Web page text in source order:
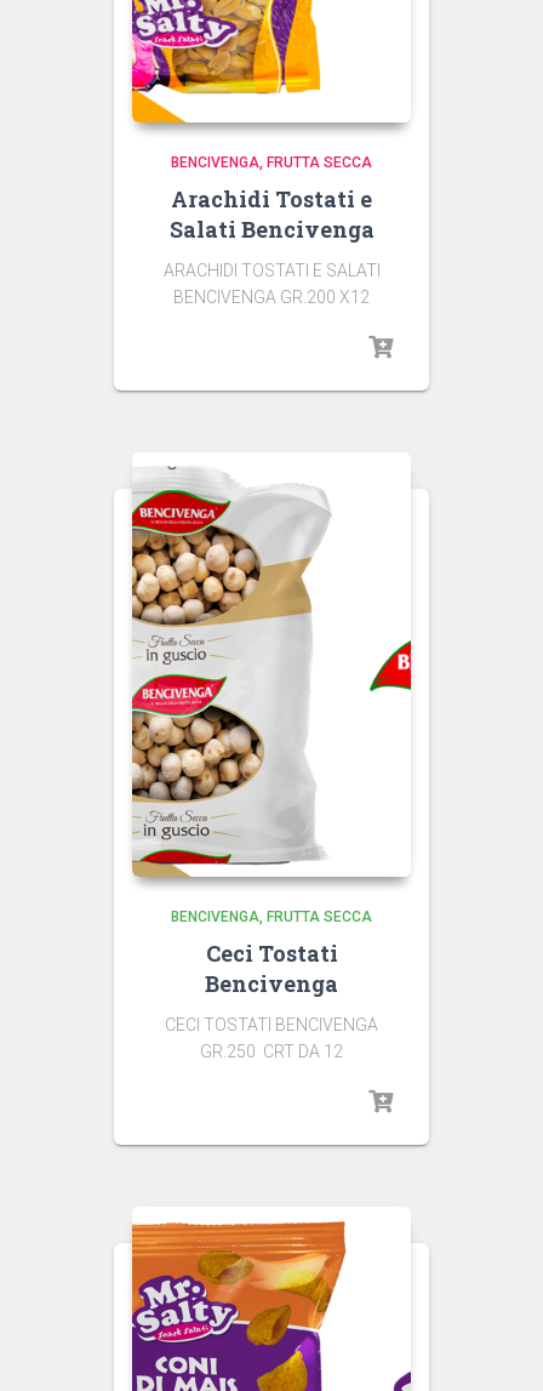
BENCIVENGA FRUTTA SECCA
Arachidi Tostati e
Salati Bencivenga
ARACHIDI TOSTATI E SALATI
BENCIVENGA GR.200 X12
BENCIVENGA FRUTTA SECCA
Ceci Tostati
Bencivenga
CECI TOSTATI BENCIVENGA
GR.250 CRT DA 12